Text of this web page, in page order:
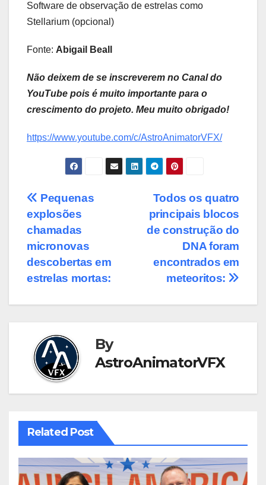
Software de observação de estrelas como
Stellarium (opcional)
Fonte: Abigail Beall
Não deixem de se inscreverem no Canal do
YouTube pois é muito importante para o
crescimento do projeto. Meu muito obrigado!
https://www.youtube.com/c/AstroAnimatorVFX/
Post
navigation
Todos os quatro
principais blocos
de construção do
DNA foram
encontrados em
meteoritos:
Pequenas
explosões
chamadas
micronovas
descobertas em
estrelas mortas:
By
AstroAnimatorVFX
Related Post